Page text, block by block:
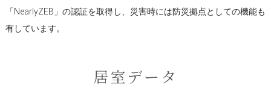
「NearlyZEB」の認証を取得し、災害時には防災拠点としての機能も
有しています。
居室データ